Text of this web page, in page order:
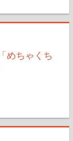
めちゃくち
ター